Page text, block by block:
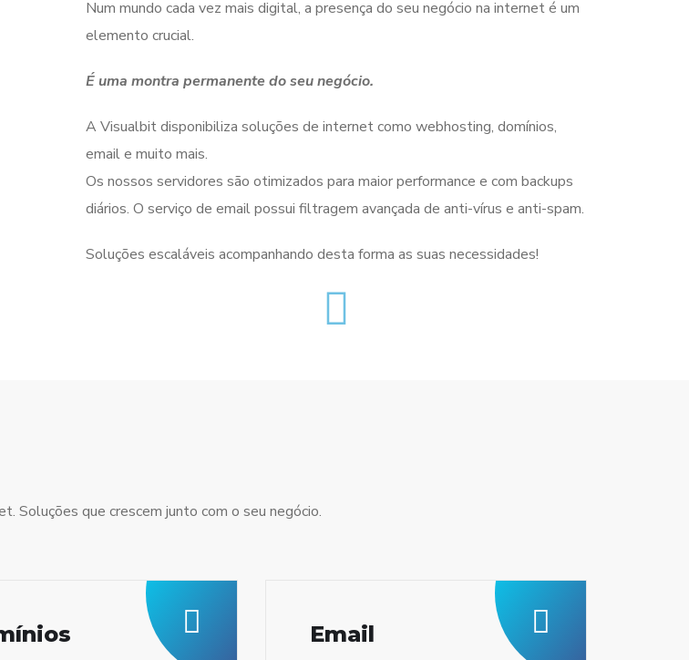
Num mundo cada vez mais digital, a presença do seu negócio na internet é um
elemento crucial.
É uma montra permanente do seu negócio.
A Visualbit disponibiliza soluções de internet como webhosting, domínios,
email e muito mais.
Os nossos servidores são otimizados para maior performance e com backups
diários. O serviço de email possui filtragem avançada de anti-vírus e anti-spam.
Soluções escaláveis acompanhando desta forma as suas necessidades!
Soluções que crescem junto com o seu negócio.
Email